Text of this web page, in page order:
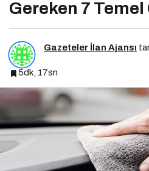
Gereken 7
Gazeteler İlan Ajansı
5dk, 17sn